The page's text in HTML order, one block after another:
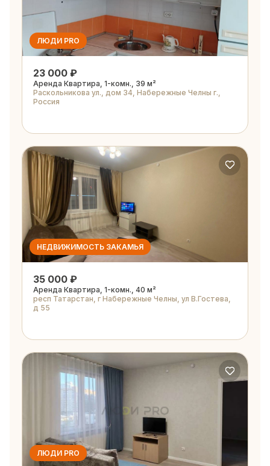
ЛЮДИ PRO
23 000 ₽
Аренда Квартира, 1-комн., 39 м²
Раскольникова ул., дом 34, Набережные Челны г.,
Россия
НЕДВИЖИМОСТЬ ЗАКАМЬЯ
35 000 ₽
Аренда Квартира, 1-комн., 40 м²
респ Татарстан, г Набережные Челны, ул В.Гостева,
д 55
ЛЮДИ PRO